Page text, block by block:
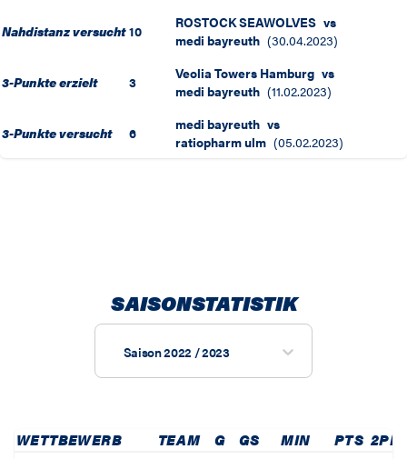
Nahdistanz versucht 10 ROSTOCK SEAWOLVES vs
medi bayreuth (30.04.2023)
3-Punkte erzielt 3 Veolia Towers Hamburg vs
medi bayreuth (11.02.2023)
3-Punkte versucht 6 medi bayreuth vs
ratiopharm ulm (05.02.2023)
SAISONSTATISTIK
Saison 2022 / 2023
WETTBEWERB TEAM G GS MIN PTS 2PM